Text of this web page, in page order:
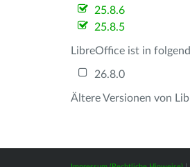
25.8.6
25.8.5
LibreOffice ist in
26.8.0
Ältere Versionen von